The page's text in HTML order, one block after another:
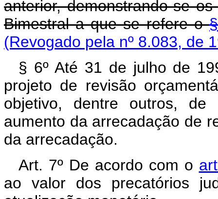
anterior, demonstrando-se
Bimestral a que se refere o
(Revogado pela nº 8.083, de
§ 6º Até 31 de julho de
projeto de revisão
objetivo, dentre outros,
aumento da arrecadação de
da arrecadação.
Art. 7º De acordo com o
ao valor dos precatórios